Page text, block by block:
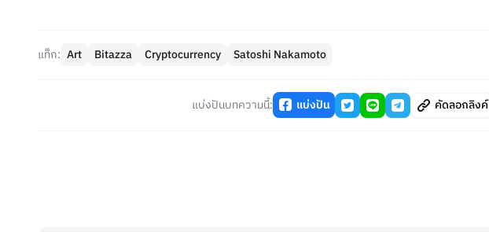
แท็ก: Art Bitazza Cryptocurrency Satoshi Nakamoto
แบ่งปันบทความนี้: แบ่งปัน คัดลอกลิงค์